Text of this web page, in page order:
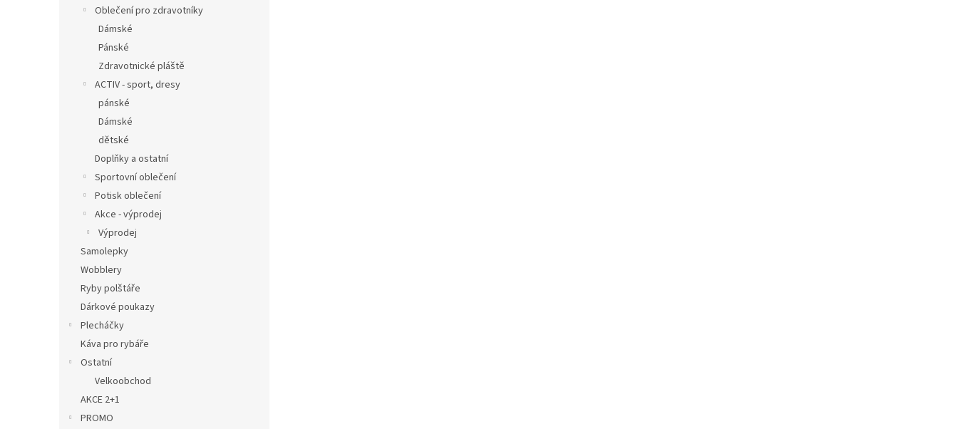
Oblečení pro zdravotníky
Dámské
Pánské
Zdravotnické pláště
ACTIV - sport, dresy
pánské
Dámské
dětské
Doplňky a ostatní
Sportovní oblečení
Potisk oblečení
Akce - výprodej
Výprodej
Samolepky
Wobblery
Ryby polštáře
Dárkové poukazy
Plecháčky
Káva pro rybáře
Ostatní
Velkoobchod
AKCE 2+1
PROMO